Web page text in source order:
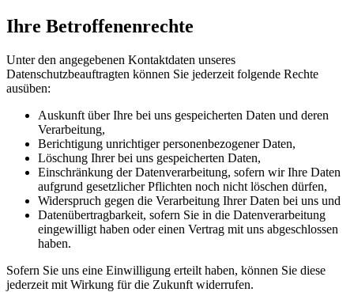
Ihre Betroffenenrechte
Unter den angegebenen Kontaktdaten unseres
Datenschutzbeauftragten können Sie jederzeit folgende Rechte
ausüben:
Auskunft über Ihre bei uns gespeicherten Daten und deren
Verarbeitung,
Berichtigung unrichtiger personenbezogener Daten,
Löschung Ihrer bei uns gespeicherten Daten,
Einschränkung der Datenverarbeitung, sofern wir Ihre Daten
aufgrund gesetzlicher Pflichten noch nicht löschen dürfen,
Widerspruch gegen die Verarbeitung Ihrer Daten bei uns und
Datenübertragbarkeit, sofern Sie in die Datenverarbeitung
eingewilligt haben oder einen Vertrag mit uns abgeschlossen
haben.
Sofern Sie uns eine Einwilligung erteilt haben, können Sie diese
jederzeit mit Wirkung für die Zukunft widerrufen.